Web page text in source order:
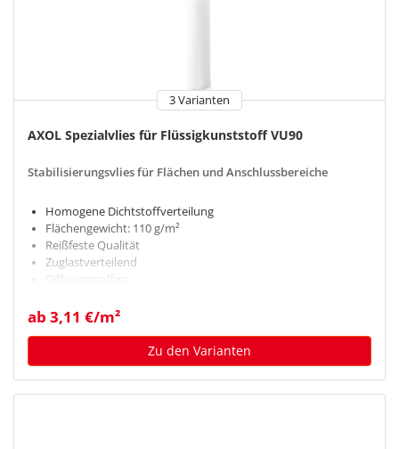
3 Varianten
AXOL Spezialvlies für Flüssigkunststoff VU90
Stabilisierungsvlies für Flächen und Anschlussbereiche
Homogene Dichtstoffverteilung
Flächengewicht: 110 g/m²
Reißfeste Qualität
Zuglastverteilend
Diffusionsoffen
ab 3,11 €/m²
Zu den Varianten